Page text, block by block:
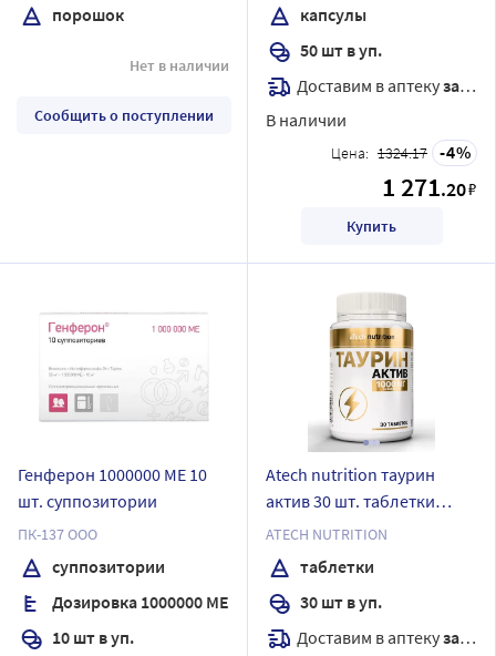
порошок
Нет в наличии
Сообщить о поступлении
капсулы
50 шт в уп.
Доставим в аптекузавтра
В наличии
Цена: 1324.17 4
1 271.20₽
Купить
Генферон 1000000 МЕ 10
шт. суппозитории
ПК-137 ООО
суппозитории
Дозировка 1000000 МЕ
10 шт в уп.
Atech nutrition таурин
актив 30 шт. таблетки
массой 900 мг
ATECH NUTRITION
таблетки
30 шт в уп.
Доставим в аптекузавтра